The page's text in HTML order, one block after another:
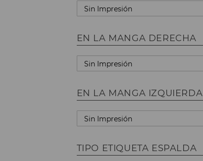
EN LA MANGA DERECHA
EN LA MANGA IZQUIERDA
TIPO ETIQUETA ESPALDA